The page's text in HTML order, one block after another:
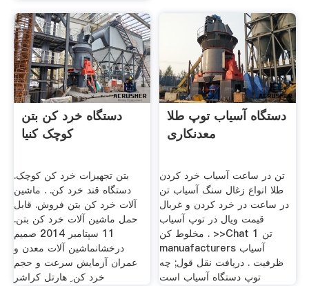
دستگاه خرد کن بتن
کوچک کنیا
بتن تجهیزات خرد کن کوچک.
دستگاه قند خرد کن. . ماشین
آلات خرد کن بتن فروش. قابل
حمل ماشین آلات خرد کن بتن.
11 سپتامبر 2014 صمیم
درخشانماشین آلات معدن و
عمران آزمایش سرعت و حجم
خرد کن ِ هارتل کراشر
دستگاه آسیاب توپ طلا
معدنکاری
تن در ساعت آسیاب خرد کردن
طلا انواع زغال سنگ آسیاب تن
در ساعت در خرد کردن و غربال
قیمت ویال در توپ آسیاب
مخلوط کن . >>Chat 1 تن
manuafacturers آسیاب
ظرفیت . دریافت نقل قول; چه
توپ دستگاه آسیاب است